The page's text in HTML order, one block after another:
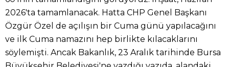
2026'ta tamamlanacak. Hatta CHP Genel Başkanı
Özgür Özel de açılışın bir Cuma günü yapılacağını
ve ilk Cuma namazını hep birlikte kılacaklarını
söylemişti. Ancak Bakanlık, 23 Aralık tarihinde Bursa